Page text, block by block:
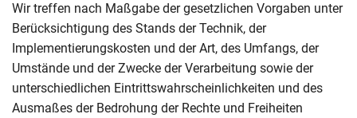
Wir treffen nach Maßgabe der gesetzlichen Vorgaben unter
Berücksichtigung des Stands der Technik, der
Implementierungskosten und der Art, des Umfangs, der
Umstände und der Zwecke der Verarbeitung sowie der
unterschiedlichen Eintrittswahrscheinlichkeiten und des
Ausmaßes der Bedrohung der Rechte und Freiheiten